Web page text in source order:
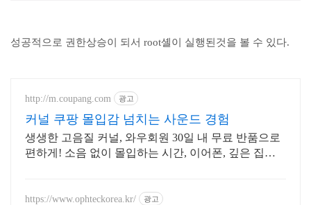
성공적으로 권한상승이 되서 root셸이 실행된것을 볼 수 있다.
http://m.coupang.com 광고
커널 쿠팡 몰입감 넘치는 사운드 경험
생생한 고음질 커널, 와우회원 30일 내 무료 반품으로
편하게! 소음 없이 몰입하는 시간, 이어폰, 깊은 집중
https://www.ophteckorea.kr/ 광고